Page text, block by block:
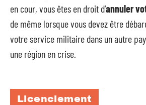
en cour, vous êtes en droit d’annuler
de même lorsque vous devez être
votre service militaire dans un autre
une région en crise.
Licenciement